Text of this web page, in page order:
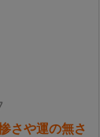
さや運の無さ